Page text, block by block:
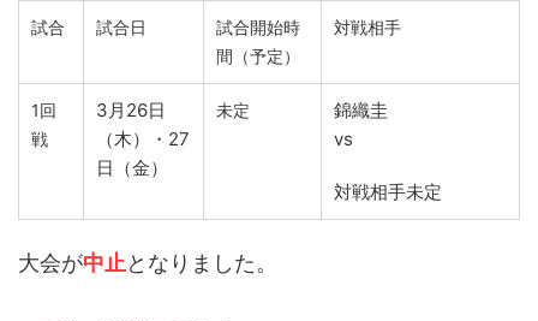
試合 試合日
試合開始時
間（予定）
対戦相手
1回
戦
3月26日
（木）・27
日（金）
未定
錦織圭
vs
対戦相手未定
大会が中止となりました。